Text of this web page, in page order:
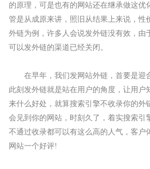
的原理，可是也有的网站还在继承做这优
管是从成原来讲，照旧从结果上来说，性
外链为例，许多人会说发外链没有效，由
可以发外链的渠道已经关闭。
在早年，我们发网站外链，首要是迎
此刻发外链就是站在用户的角度，让用户
来什么好处，就算搜索引擎不收录你的外
会见到你的网站，时刻久了，着实搜索引
不通过收录都可以有这么高的人气，客户
网站一个好评!